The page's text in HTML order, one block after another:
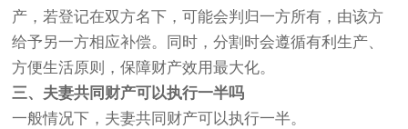
产，若登记在双方名下，可能会判归一方所有，由该方
给予另一方相应补偿。同时，分割时会遵循有利生产、
方便生活原则，保障财产效用最大化。
三、夫妻共同财产可以执行一半吗
一般情况下，夫妻共同财产可以执行一半。